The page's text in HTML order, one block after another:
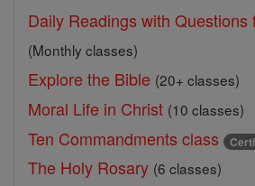
Daily Readings with Questions
(Monthly classes)
Explore the Bible (20+ classes)
Moral Life in Christ (10 classes)
Ten Commandments class
The Holy Rosary (6 classes)